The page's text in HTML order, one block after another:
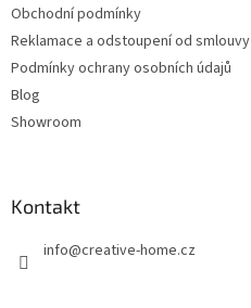
Obchodní podmínky
Reklamace a odstoupení od smlouvy
Podmínky ochrany osobních údajů
Blog
Showroom
Kontakt
info@creative-home.cz